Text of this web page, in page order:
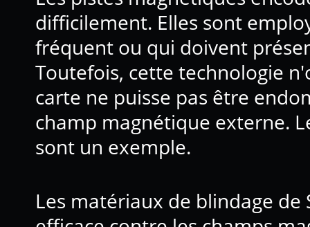
difficilement. Elles sont
fréquent ou qui doivent
Toutefois, cette technologie
carte ne puisse pas être
champ magnétique externe.
sont un exemple.
Les matériaux de blindage de